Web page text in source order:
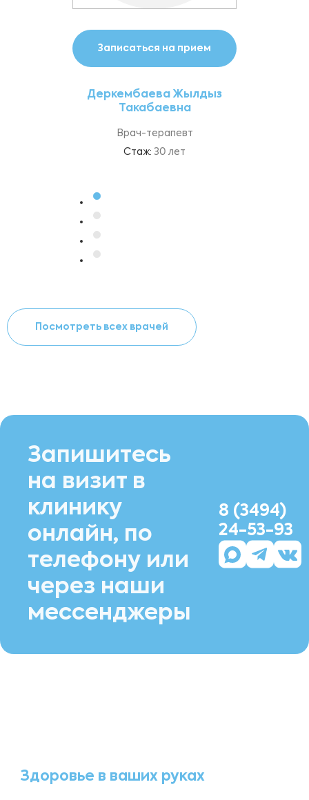
Записаться на прием
Деркембаева Жылдыз
Такабаевна
Врач-терапевт
Стаж: 30 лет
Посмотреть всех врачей
Запишитесь
на визит в
клинику
онлайн, по
телефону или
через наши
мессенджеры
8 (3494)
24-53-93
Здоровье в ваших руках